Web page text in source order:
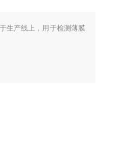
生产线上，用于检测薄膜